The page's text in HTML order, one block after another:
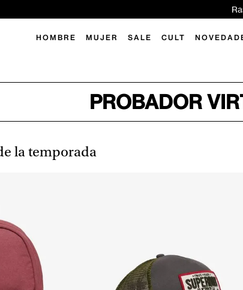
HOMBRE MUJER SALE CULT
PROBADOR
la temporada